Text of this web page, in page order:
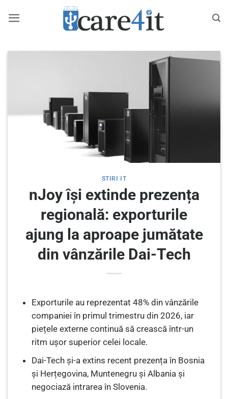
STIRI IT
nJoy își extinde prezența
regională: exporturile
ajung la aproape jumătate
din vânzările Dai-Tech
Exporturile au reprezentat 48% din vânzările
companiei în primul trimestru din 2026, iar
piețele externe continuă să crească într-un
ritm ușor superior celei locale.
Dai-Tech și-a extins recent prezența în Bosnia
și Herțegovina, Muntenegru și Albania și
negociază intrarea în Slovenia.